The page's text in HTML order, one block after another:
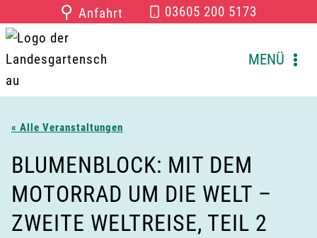
Inhalt
springen
⚲ Anfahrt 03605 200 5173
MENÜ
« Alle Veranstaltungen
BLUMENBLOCK: MIT DEM
MOTORRAD UM DIE WELT –
ZWEITE WELTREISE, TEIL 2